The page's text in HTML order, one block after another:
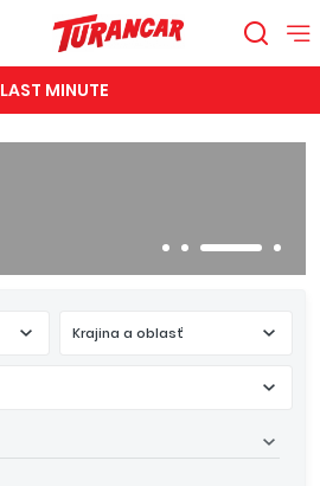
LAST MINUTE
Krajina a oblasť